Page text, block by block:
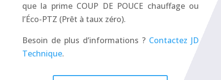
que la prime COUP DE POUCE chauffage ou
l’Éco-PTZ (Prêt à taux zéro).
Besoin de plus d’informations ? Contactez JD
Technique.